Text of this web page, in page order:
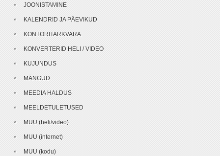
JOONISTAMINE
KALENDRID JA PÄEVIKUD
KONTORITARKVARA
KONVERTERID HELI / VIDEO
KUJUNDUS
MÄNGUD
MEEDIA HALDUS
MEELDETULETUSED
MUU (heli/video)
MUU (internet)
MUU (kodu)